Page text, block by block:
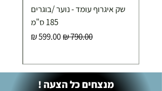
שק איגרוף עומד - נוער /בוגרים
185 ס"מ
מחיר רגילמחיר מבצע
מנצחים כל הצעה !